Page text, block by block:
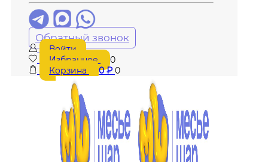
Обратный звонок
Войти
Избранное
0
Корзина
0₽ 0